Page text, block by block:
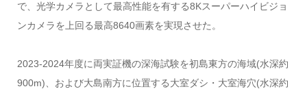
で、光学カメラとして最高性能を有する8Kスーパーハイビジョ
ンカメラを上回る最高8640画素を実現させた。
2023-2024年度に両実証機の深海試験を初島東方の海域(水深約
900m)、および大島南方に位置する大室ダシ・大室海穴(水深約